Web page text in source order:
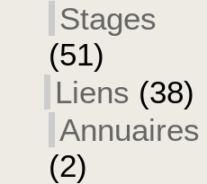
Stages
(51)
Liens (38)
Annuaires
(2)